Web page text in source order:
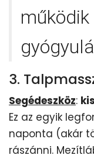
3.
Segédeszköz:
Ez az egyik
naponta (akár
rászánni.